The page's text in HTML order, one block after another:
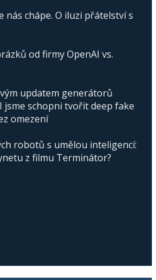
nás chápe. O iluzi přátelství s
od firmy OpenAI vs.
updatem generátorů
jsme schopni tvořit deep fake
omezení
robotů s umělou inteligencí:
z filmu Terminátor?